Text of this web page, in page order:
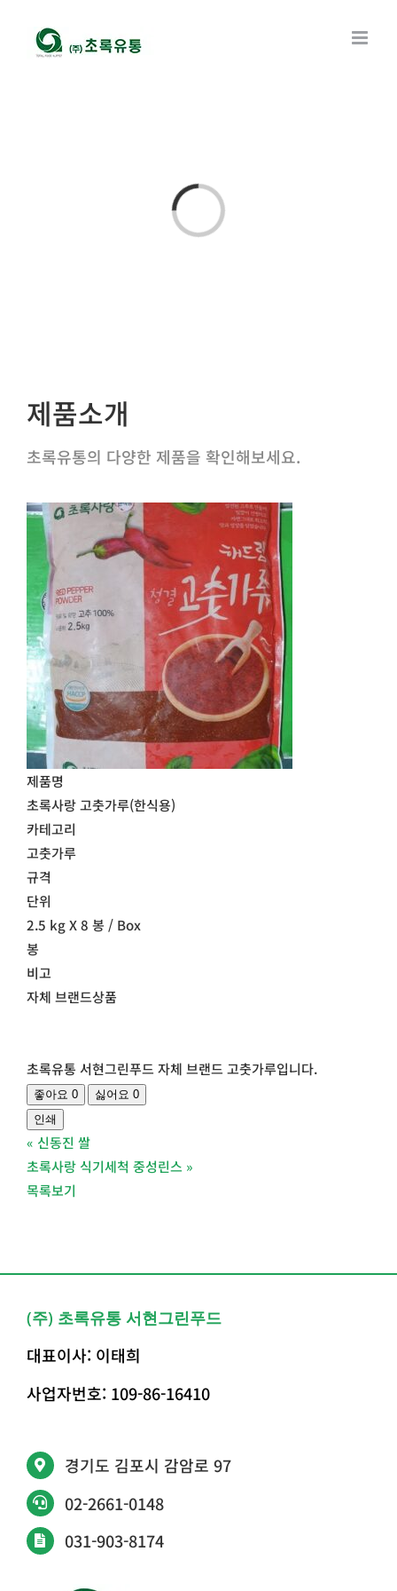
Loading...
제품소개
초록유통의 다양한 제품을 확인해보세요.
제품명
초록사랑 고춧가루(한식용)
카테고리
고춧가루
규격
단위
2.5 kg X 8 봉 / Box
봉
비고
자체 브랜드상품
초록유통 서현그린푸드 자체 브랜드 고춧가루입니다.
좋아요 0 싫어요 0
인쇄
« 신동진 쌀
초록사랑 식기세척 중성린스 »
목록보기
(주) 초록유통 서현그린푸드
대표이사: 이태희
사업자번호: 109-86-16410
경기도 김포시 감암로 97
02-2661-0148
031-903-8174